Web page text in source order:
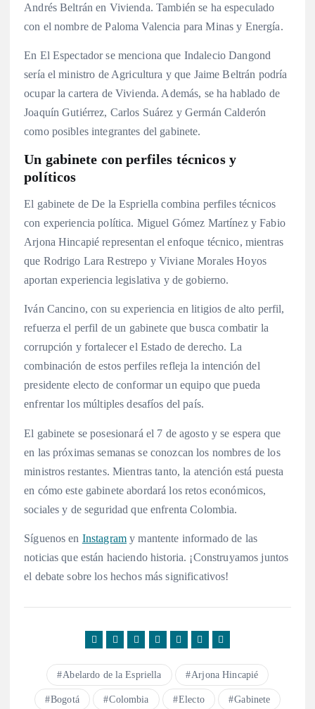
Andrés Beltrán en Vivienda. También se ha especulado
con el nombre de Paloma Valencia para Minas y Energía.
En El Espectador se menciona que Indalecio Dangond
sería el ministro de Agricultura y que Jaime Beltrán podría
ocupar la cartera de Vivienda. Además, se ha hablado de
Joaquín Gutiérrez, Carlos Suárez y Germán Calderón
como posibles integrantes del gabinete.
Un gabinete con perfiles técnicos y
políticos
El gabinete de De la Espriella combina perfiles técnicos
con experiencia política. Miguel Gómez Martínez y Fabio
Arjona Hincapié representan el enfoque técnico, mientras
que Rodrigo Lara Restrepo y Viviane Morales Hoyos
aportan experiencia legislativa y de gobierno.
Iván Cancino, con su experiencia en litigios de alto perfil,
refuerza el perfil de un gabinete que busca combatir la
corrupción y fortalecer el Estado de derecho. La
combinación de estos perfiles refleja la intención del
presidente electo de conformar un equipo que pueda
enfrentar los múltiples desafíos del país.
El gabinete se posesionará el 7 de agosto y se espera que
en las próximas semanas se conozcan los nombres de los
ministros restantes. Mientras tanto, la atención está puesta
en cómo este gabinete abordará los retos económicos,
sociales y de seguridad que enfrenta Colombia.
Síguenos en Instagram y mantente informado de las
noticias que están haciendo historia. ¡Construyamos juntos
el debate sobre los hechos más significativos!
Abelardo de la Espriella Arjona Hincapié
Bogotá Colombia Electo Gabinete